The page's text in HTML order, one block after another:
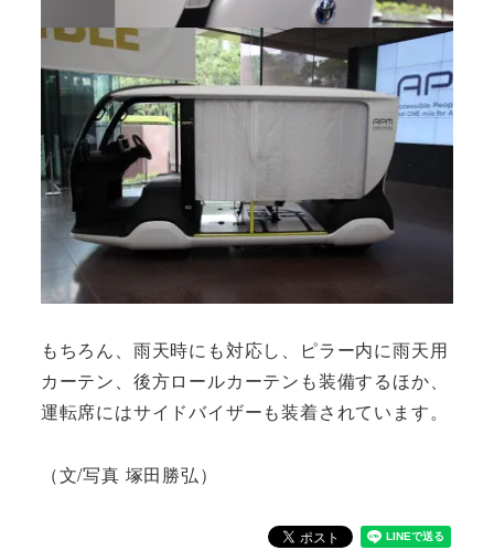
もちろん、雨天時にも対応し、ピラー内に雨天用
カーテン、後方ロールカーテンも装備するほか、
運転席にはサイドバイザーも装着されています。
（文/写真 塚田勝弘）